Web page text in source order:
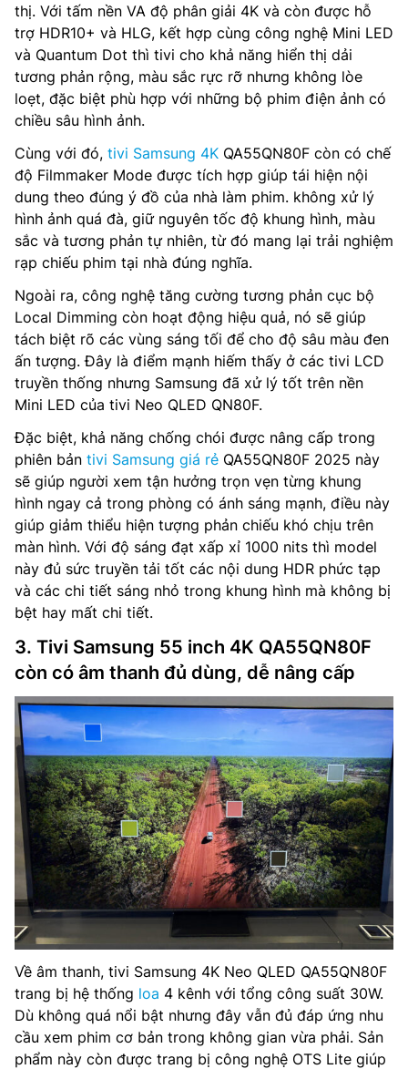
thị. Với tấm nền VA độ phân giải 4K và còn được hỗ
trợ HDR10+ và HLG, kết hợp cùng công nghệ Mini LED
và Quantum Dot thì tivi cho khả năng hiển thị dải
tương phản rộng, màu sắc rực rỡ nhưng không lòe
loẹt, đặc biệt phù hợp với những bộ phim điện ảnh có
chiều sâu hình ảnh.
Cùng với đó, tivi Samsung 4K QA55QN80F còn có chế
độ Filmmaker Mode được tích hợp giúp tái hiện nội
dung theo đúng ý đồ của nhà làm phim. không xử lý
hình ảnh quá đà, giữ nguyên tốc độ khung hình, màu
sắc và tương phản tự nhiên, từ đó mang lại trải nghiệm
rạp chiếu phim tại nhà đúng nghĩa.
Ngoài ra, công nghệ tăng cường tương phản cục bộ
Local Dimming còn hoạt động hiệu quả, nó sẽ giúp
tách biệt rõ các vùng sáng tối để cho độ sâu màu đen
ấn tượng. Đây là điểm mạnh hiếm thấy ở các tivi LCD
truyền thống nhưng Samsung đã xử lý tốt trên nền
Mini LED của tivi Neo QLED QN80F.
Đặc biệt, khả năng chống chói được nâng cấp trong
phiên bản tivi Samsung giá rẻ QA55QN80F 2025 này
sẽ giúp người xem tận hưởng trọn vẹn từng khung
hình ngay cả trong phòng có ánh sáng mạnh, điều này
giúp giảm thiểu hiện tượng phản chiếu khó chịu trên
màn hình. Với độ sáng đạt xấp xỉ 1000 nits thì model
này đủ sức truyền tải tốt các nội dung HDR phức tạp
và các chi tiết sáng nhỏ trong khung hình mà không bị
bệt hay mất chi tiết.
3. Tivi Samsung 55 inch 4K QA55QN80F
còn có âm thanh đủ dùng, dễ nâng cấp
Về âm thanh, tivi Samsung 4K Neo QLED QA55QN80F
trang bị hệ thống loa 4 kênh với tổng công suất 30W.
Dù không quá nổi bật nhưng đây vẫn đủ đáp ứng nhu
cầu xem phim cơ bản trong không gian vừa phải. Sản
phẩm này còn được trang bị công nghệ OTS Lite giúp